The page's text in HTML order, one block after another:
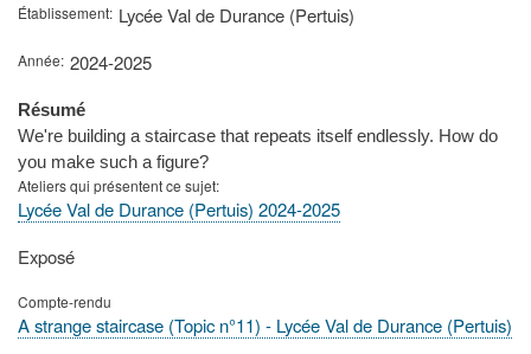
Établissement Lycée Val de Durance (Pertuis)
Année 2024-2025
Résumé
We're building a staircase that repeats itself endlessly. How do
you make such a figure?
Ateliers qui présentent ce sujet
Lycée Val de Durance (Pertuis) 2024-2025
Type
présentation
au
congrès
Exposé
Compte-rendu
A strange staircase (Topic n°11) - Lycée Val de Durance (Pertuis)